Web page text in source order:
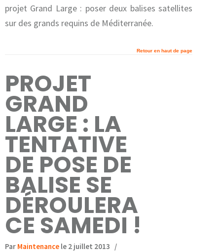
projet Grand Large : poser deux balises satellites
sur des grands requins de Méditerranée.
Retour en haut de page
PROJET
GRAND
LARGE : LA
TENTATIVE
DE POSE DE
BALISE SE
DÉROULERA
CE SAMEDI !
Par Maintenance le 2 juillet 2013 /